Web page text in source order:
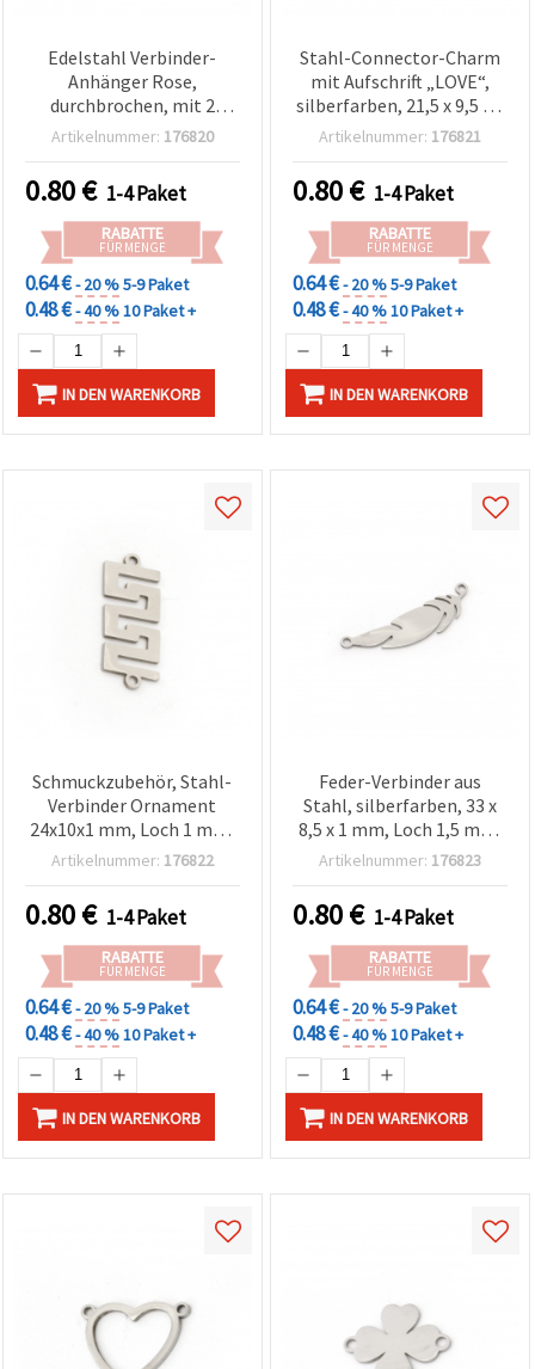
Edelstahl Verbinder-
Anhänger Rose,
durchbrochen, mit 2
Ösen, 20,5 x 16 x 1 mm,
silberfarben, 2 Stück
Artikelnummer: 176820
0.80€ 1-4 Paket
RABATTE
FÜR MENGE
0.64 €- 20 %5-9 Paket
0.48 €- 40 %10 Paket +
IN DEN WARENKORB
Stahl-Connector-Charm
mit Aufschrift „LOVE“,
silberfarben, 21,5 x 9,5 x 1
mm, Loch 1,5 mm – 2
Artikelnummer: 176821
0.80€ 1-4 Paket
RABATTE
FÜR MENGE
0.64 €- 20 %5-9 Paket
0.48 €- 40 %10 Paket +
IN DEN WARENKORB
Schmuckzubehör, Stahl-
Verbinder Ornament
24x10x1 mm, Loch 1 mm,
silberfarben - 2 Stück
Artikelnummer: 176822
0.80€ 1-4 Paket
RABATTE
FÜR MENGE
0.64 €- 20 %5-9 Paket
0.48 €- 40 %10 Paket +
IN DEN WARENKORB
Feder-Verbinder aus
Stahl, silberfarben, 33 x
8,5 x 1 mm, Loch 1,5 mm,
2 Stück –
Schmuck
Artikelnummer: 176823
0.80€ 1-4 Paket
RABATTE
FÜR MENGE
0.64 €- 20 %5-9 Paket
0.48 €- 40 %10 Paket +
IN DEN WARENKORB